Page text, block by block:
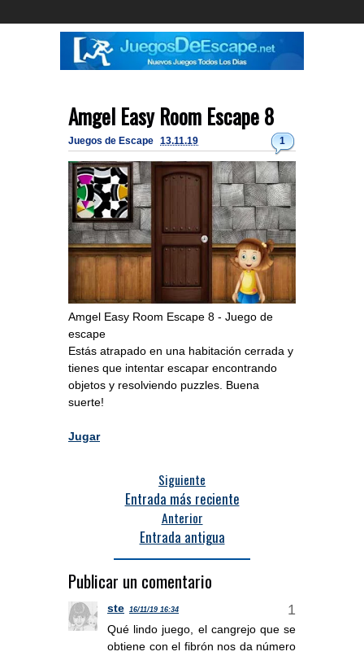
Amgel Easy Room Escape 8
1
Juegos de Escape 13.11.19
Amgel Easy Room Escape 8 - Juego de
escape
Estás atrapado en una habitación cerrada y
tienes que intentar escapar encontrando
objetos y resolviendo puzzles. Buena
suerte!
Jugar
Siguiente
Entrada más reciente
Anterior
Entrada antigua
Publicar un comentario
ste 16/11/19 16:34
Qué lindo juego, el cangrejo que se
obtiene con el fibrón nos da número